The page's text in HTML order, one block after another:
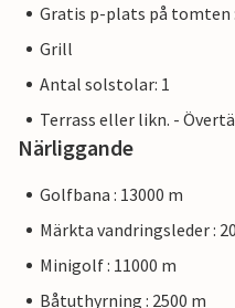
Gratis p-plats på tomten
Grill
Antal solstolar: 1
Terrass eller likn. -
Närliggande
Golfbana : 13000 m
Märkta vandringsleder :
Minigolf : 11000 m
Båtuthyrning : 2500 m